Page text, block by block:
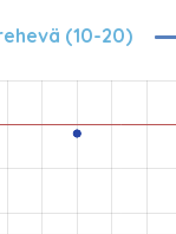
(10-20)